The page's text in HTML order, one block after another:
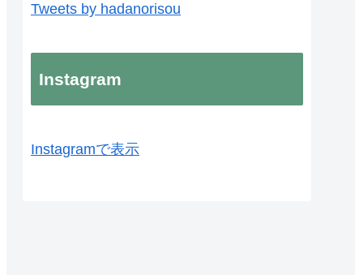
Tweets by hadanorisou
Instagram
Instagramで表示